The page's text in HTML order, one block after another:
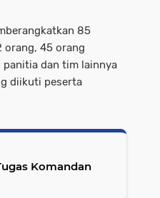
85
orang, 45 orang
dan tim lainnya
diikuti peserta
Komandan